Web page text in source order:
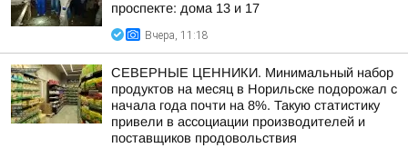
проспекте: дома 13 и 17
Вчера, 11:18
СЕВЕРНЫЕ ЦЕННИКИ. Минимальный набор
продуктов на месяц в Норильске подорожал с
начала года почти на 8%. Такую статистику
привели в ассоциации производителей и
поставщиков продовольствия